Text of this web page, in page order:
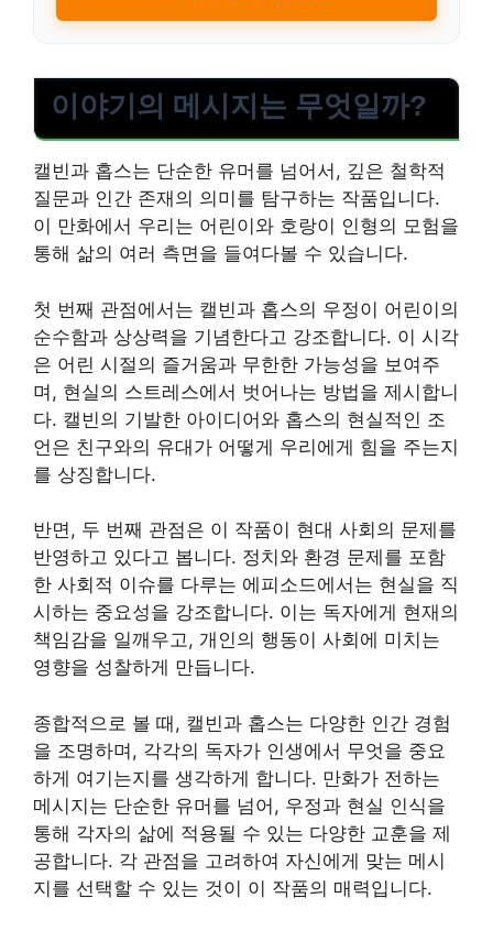
이야기의 메시지는 무엇일까?
캘빈과 홉스는 단순한 유머를 넘어서, 깊은 철학적
질문과 인간 존재의 의미를 탐구하는 작품입니다.
이 만화에서 우리는 어린이와 호랑이 인형의 모험을
통해 삶의 여러 측면을 들여다볼 수 있습니다.
첫 번째 관점에서는 캘빈과 홉스의 우정이 어린이의
순수함과 상상력을 기념한다고 강조합니다. 이 시각
은 어린 시절의 즐거움과 무한한 가능성을 보여주
며, 현실의 스트레스에서 벗어나는 방법을 제시합니
다. 캘빈의 기발한 아이디어와 홉스의 현실적인 조
언은 친구와의 유대가 어떻게 우리에게 힘을 주는지
를 상징합니다.
반면, 두 번째 관점은 이 작품이 현대 사회의 문제를
반영하고 있다고 봅니다. 정치와 환경 문제를 포함
한 사회적 이슈를 다루는 에피소드에서는 현실을 직
시하는 중요성을 강조합니다. 이는 독자에게 현재의
책임감을 일깨우고, 개인의 행동이 사회에 미치는
영향을 성찰하게 만듭니다.
종합적으로 볼 때, 캘빈과 홉스는 다양한 인간 경험
을 조명하며, 각각의 독자가 인생에서 무엇을 중요
하게 여기는지를 생각하게 합니다. 만화가 전하는
메시지는 단순한 유머를 넘어, 우정과 현실 인식을
통해 각자의 삶에 적용될 수 있는 다양한 교훈을 제
공합니다. 각 관점을 고려하여 자신에게 맞는 메시
지를 선택할 수 있는 것이 이 작품의 매력입니다.